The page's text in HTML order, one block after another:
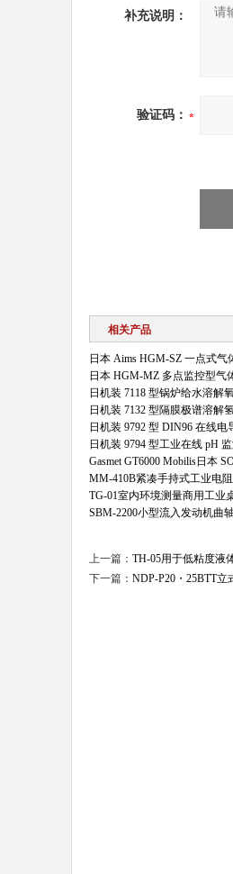
补充说明：
验证码：
相关产品
日本 Aims HGM-SZ 一点式气
日本 HGM-MZ 多点监控型气
日机装 7118 型锅炉给水溶解
日机装 7132 型隔膜极谱溶解
日机装 9792 型 DIN96 在线电
日机装 9794 型工业在线 pH
Gasmet GT6000 Mobilis日本
MM-410B紧凑手持式工业电
TG-01室内环境测量商用工业
SBM-2200小型流入发动机曲
上一篇： TH-05用于低粘度液
下一篇： NDP-P20・25BTT